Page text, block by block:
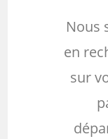
Nous
en
sur